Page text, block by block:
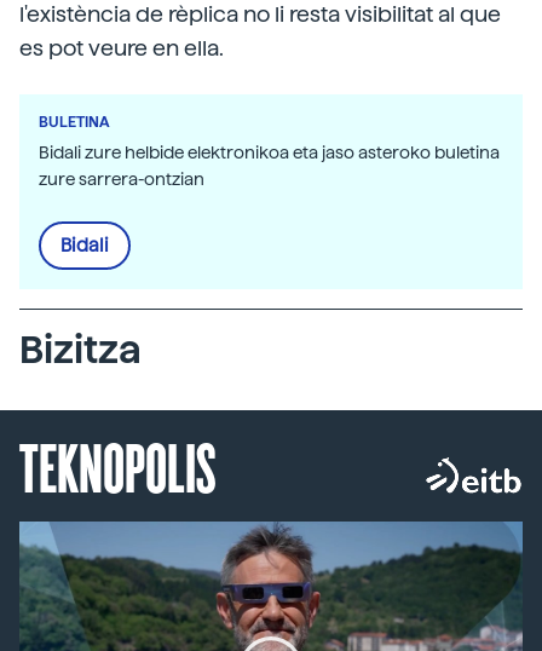
l'existència de rèplica no li resta visibilitat al que
es pot veure en ella.
BULETINA
Bidali zure helbide elektronikoa eta jaso asteroko buletina
zure sarrera-ontzian
Bidali
Bizitza
TEKNOPOLIS